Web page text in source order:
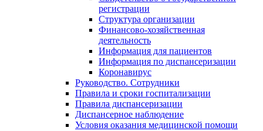
регистрации
Структура организации
Финансово-хозяйственная
деятельность
Информация для пациентов
Информация по диспансеризации
Коронавирус
Руководство. Сотрудники
Правила и сроки госпитализации
Правила диспансеризации
Диспансерное наблюдение
Условия оказания медицинской помощи